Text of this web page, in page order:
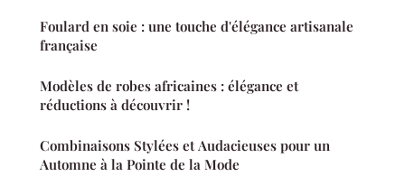
Foulard en soie : une touche d'élégance artisanale
française
Modèles de robes africaines : élégance et
réductions à découvrir !
Combinaisons Stylées et Audacieuses pour un
Automne à la Pointe de la Mode